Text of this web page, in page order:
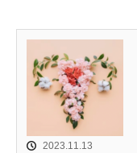
2023.11.13